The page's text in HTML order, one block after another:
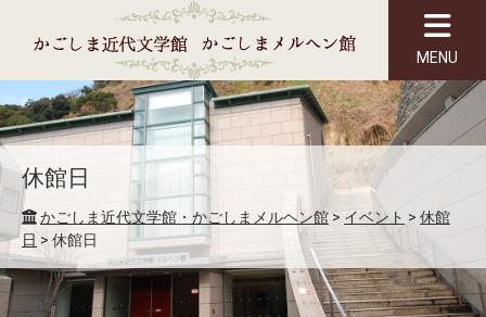
MENU
休館日
かごしま近代文学館・かごしまメルヘン館 > イベント > 休館
日 > 休館日